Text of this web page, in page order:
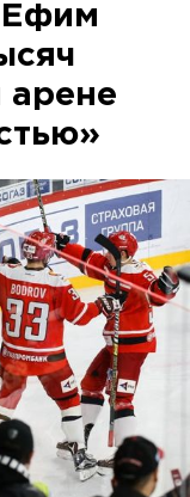
Ефим
арене